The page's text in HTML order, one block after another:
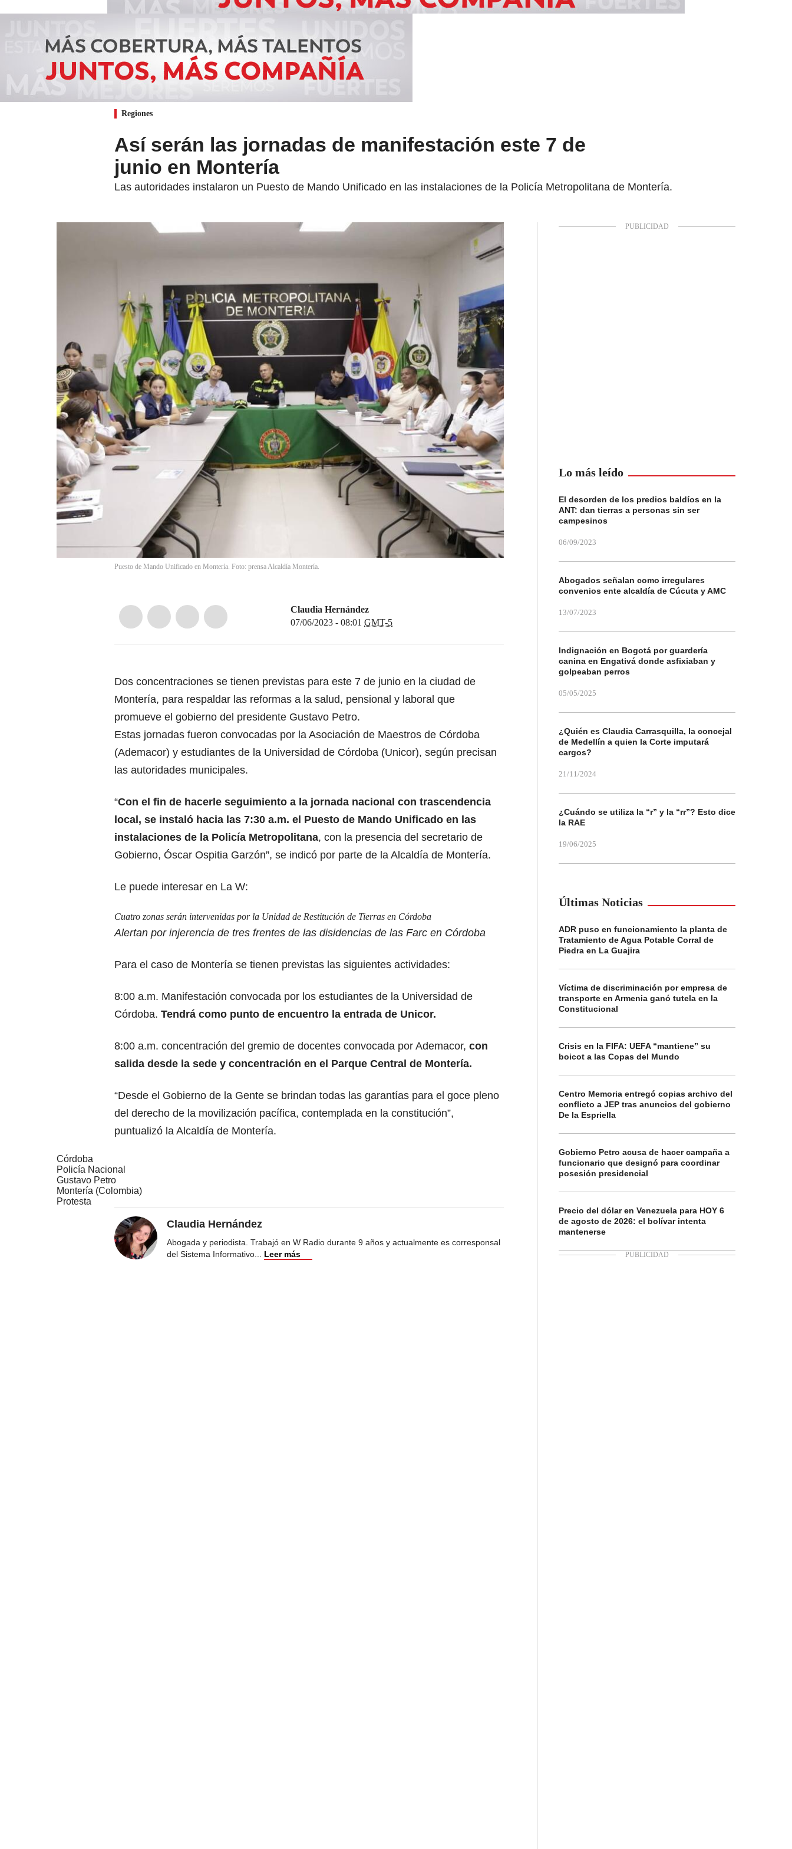
Regiones
Así serán las jornadas de manifestación este 7 de
junio en Montería
Las autoridades instalaron un Puesto de Mando Unificado en las instalaciones de la Policía Metropolitana de Montería.
Puesto de Mando Unificado en Montería. Foto: prensa Alcaldía Montería.
Claudia Hernández
07/06/2023 - 08:01 GMT-5
Dos concentraciones se tienen previstas para este 7 de junio en la ciudad de
Montería, para respaldar las reformas a la salud, pensional y laboral que
promueve el gobierno del presidente Gustavo Petro.
Estas jornadas fueron convocadas por la Asociación de Maestros de Córdoba
(Ademacor) y estudiantes de la Universidad de Córdoba (Unicor), según precisan
las autoridades municipales.
“Con el fin de hacerle seguimiento a la jornada nacional con trascendencia
local, se instaló hacia las 7:30 a.m. el Puesto de Mando Unificado en las
instalaciones de la Policía Metropolitana, con la presencia del secretario de
Gobierno, Óscar Ospitia Garzón”, se indicó por parte de la Alcaldía de Montería.
Le puede interesar en La W:
Cuatro zonas serán intervenidas por la Unidad de Restitución de Tierras en Córdoba
Alertan por injerencia de tres frentes de las disidencias de las Farc en Córdoba
Para el caso de Montería se tienen previstas las siguientes actividades:
8:00 a.m. Manifestación convocada por los estudiantes de la Universidad de
Córdoba. Tendrá como punto de encuentro la entrada de Unicor.
8:00 a.m. concentración del gremio de docentes convocada por Ademacor, con
salida desde la sede y concentración en el Parque Central de Montería.
“Desde el Gobierno de la Gente se brindan todas las garantías para el goce pleno
del derecho de la movilización pacífica, contemplada en la constitución”,
puntualizó la Alcaldía de Montería.
Córdoba
Policía Nacional
Gustavo Petro
Montería (Colombia)
Protesta
Claudia Hernández
Abogada y periodista. Trabajó en W Radio durante 9 años y actualmente es corresponsal
del Sistema Informativo... Leer más
Lo más leído
El desorden de los predios baldíos en la
ANT: dan tierras a personas sin ser
campesinos
06/09/2023
Abogados señalan como irregulares
convenios ente alcaldía de Cúcuta y AMC
13/07/2023
Indignación en Bogotá por guardería
canina en Engativá donde asfixiaban y
golpeaban perros
05/05/2025
¿Quién es Claudia Carrasquilla, la concejal
de Medellín a quien la Corte imputará
cargos?
21/11/2024
¿Cuándo se utiliza la “r” y la “rr”? Esto dice
la RAE
19/06/2025
Últimas Noticias
ADR puso en funcionamiento la planta de
Tratamiento de Agua Potable Corral de
Piedra en La Guajira
Víctima de discriminación por empresa de
transporte en Armenia ganó tutela en la
Constitucional
Crisis en la FIFA: UEFA “mantiene” su
boicot a las Copas del Mundo
Centro Memoria entregó copias archivo del
conflicto a JEP tras anuncios del gobierno
De la Espriella
Gobierno Petro acusa de hacer campaña a
funcionario que designó para coordinar
posesión presidencial
Precio del dólar en Venezuela para HOY 6
de agosto de 2026: el bolívar intenta
mantenerse